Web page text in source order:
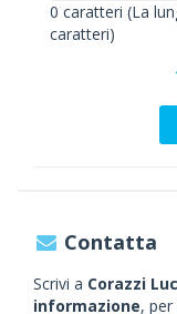
0 caratteri (La
caratteri)
Contatta
Scrivi a Corazzi
informazione, per